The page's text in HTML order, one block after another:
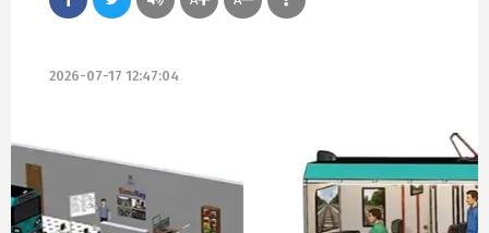
2026-07-17 12:47:04